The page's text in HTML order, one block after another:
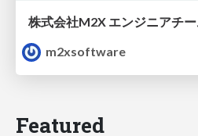
株式会社M2X エンジニアチ
m2xsoftware
Featured